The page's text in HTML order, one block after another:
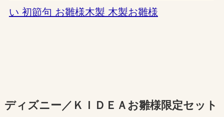
い 初節句 お雛様木製 木製お雛様
ディズニー／ＫＩＤＥＡお雛様限定セット